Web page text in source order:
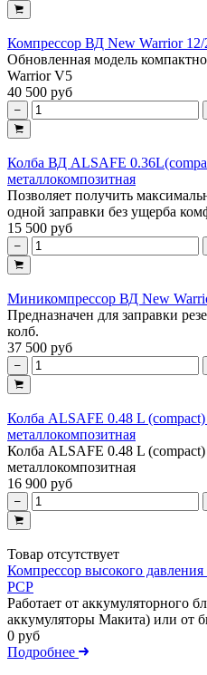
Компрессор ВД New Warrior
Обновленная модель
Warrior V5
40 500 руб
Колба ВД ALSAFE
металлокомпозитная
Позволяет получить
одной заправки без ущерба
15 500 руб
Миникомпрессор ВД New
Предназначен для заправки
колб.
37 500 руб
Колба ALSAFE 0.48 L
металлокомпозитная
Колба ALSAFE 0.48 L
металлокомпозитная
16 900 руб
Товар отсутствует
Компрессор высокого
PCP
Работает от аккумуляторного
аккумуляторы Макита) или от
0 руб
Подробнее